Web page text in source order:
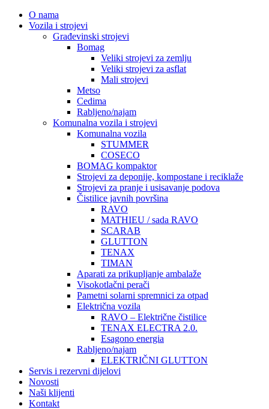
O nama
Vozila i strojevi
Građevinski strojevi
Bomag
Veliki strojevi za zemlju
Veliki strojevi za asflat
Mali strojevi
Metso
Cedima
Rabljeno/najam
Komunalna vozila i strojevi
Komunalna vozila
STUMMER
COSECO
BOMAG kompaktor
Strojevi za deponije, kompostane i reciklaže
Strojevi za pranje i usisavanje podova
Čistilice javnih površina
RAVO
MATHIEU / sada RAVO
SCARAB
GLUTTON
TENAX
TIMAN
Aparati za prikupljanje ambalaže
Visokotlačni perači
Pametni solarni spremnici za otpad
Električna vozila
RAVO – Električne čistilice
TENAX ELECTRA 2.0.
Esagono energia
Rabljeno/najam
ELEKTRIČNI GLUTTON
Servis i rezervni dijelovi
Novosti
Naši klijenti
Kontakt